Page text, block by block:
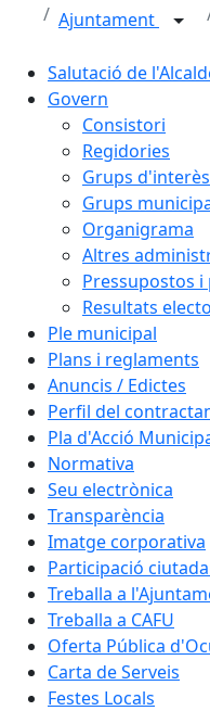
Ajuntament
Salutació de
Govern
Consistori
Regidories
Grups d'interès
Grups
Organigrama
Altres
Pressupostos i
Resultats
Ple municipal
Plans i reglaments
Anuncis / Edictes
Perfil del
Pla d'Acció
Normativa
Seu electrònica
Transparència
Imatge corporativa
Participació
Treballa a
Treballa a CAFU
Oferta Pública
Carta de Serveis
Festes Locals